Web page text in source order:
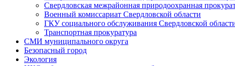
Свердловская межрайонная природоохранная
Военный комиссариат Свердловской области
ГКУ социального обслуживания Свердловской
Транспортная прокуратура
СМИ муниципального округа
Безопасный город
Экология